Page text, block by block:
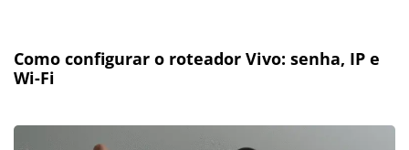
Como configurar o roteador Vivo: senha, IP e
Wi-Fi